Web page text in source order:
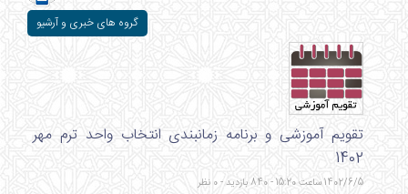
گروه های خبری و آرشیو
تقویم آموزشی و برنامه زمانبندی انتخاب واحد ترم مهر
1402
1402/6/5 ساعت 15:20 - 840 بازدید - 0 نظر